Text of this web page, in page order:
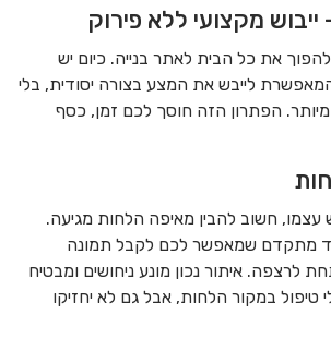
מקצועי ללא פירוק
את כל הבית לאתר בנייה. כיום יש
לייבש את המצע בצורה יסודית, בלי
הפתרון הזה חוסך לכם זמן, כסף
עצמו, חשוב להבין מאיפה הלחות מגיעה.
מתקדם שמאפשר לכם לקבל תמונה
לרצפה. איתור נכון מונע ניחושים ומבטיח
טיפול במקור הלחות, אבל גם לא יחזיקו